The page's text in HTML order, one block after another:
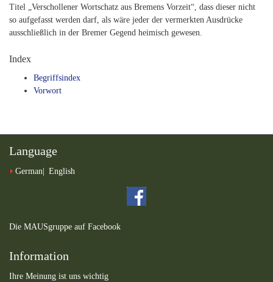
Titel „Verschollener Wortschatz aus Bremens Vorzeit“, dass dieser nicht
so aufgefasst werden darf, als wäre jeder der vermerkten Ausdrücke
ausschließlich in der Bremer Gegend heimisch gewesen.
Index
Begriffsindex
Vorwort
Language
German English
Die MAUSgruppe auf Facebook
Information
Ihre Meinung ist uns wichtig